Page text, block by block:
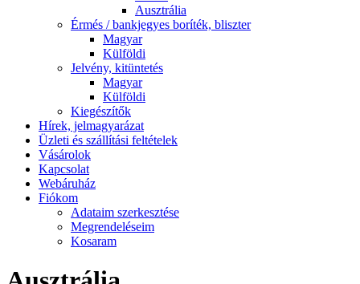
Ausztrália
Érmés / bankjegyes boríték, bliszter
Magyar
Külföldi
Jelvény, kitüntetés
Magyar
Külföldi
Kiegészítők
Hírek, jelmagyarázat
Üzleti és szállítási feltételek
Vásárolok
Kapcsolat
Webáruház
Fiókom
Adataim szerkesztése
Megrendeléseim
Kosaram